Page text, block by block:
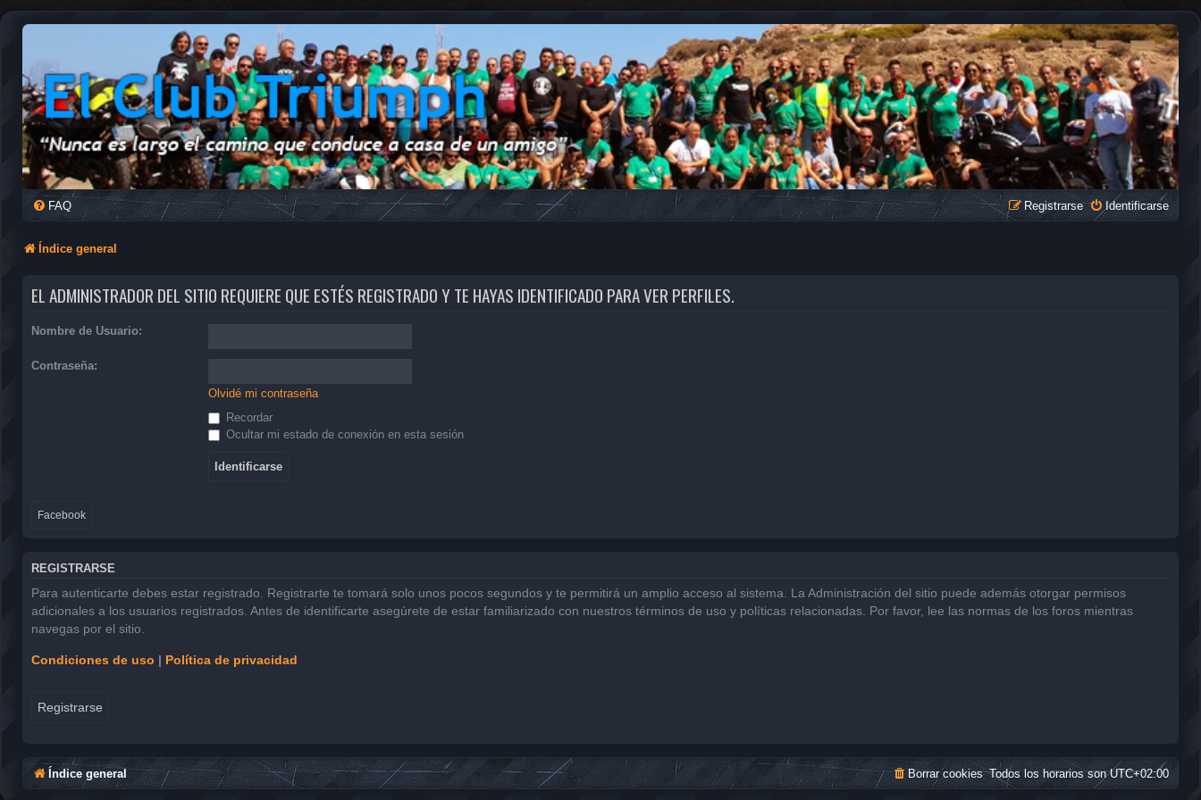
FAQ Identificarse
Registrarse
Índice general
EL ADMINISTRADOR DEL SITIO REQUIERE QUE ESTÉS REGISTRADO Y TE HAYAS IDENTIFICADO PARA VER PERFILES.
Nombre de Usuario:
Contraseña:
Olvidé mi contraseña
Recordar
Ocultar mi estado de conexión en esta sesión
Facebook
REGISTRARSE
Para autenticarte debes estar registrado. Registrarte te tomará solo unos pocos segundos y te permitirá un amplio acceso al sistema. La Administración del sitio puede además otorgar permisos
adicionales a los usuarios registrados. Antes de identificarte asegúrete de estar familiarizado con nuestros términos de uso y políticas relacionadas. Por favor, lee las normas de los foros mientras
navegas por el sitio.
Condiciones de uso | Política de privacidad
Registrarse
Índice general Todos los horarios sonUTC+02:00
Borrar cookies